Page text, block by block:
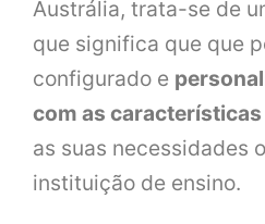
Austrália, trata-se de
que significa que que
configurado e
com as
as suas necessidades
instituição de ensino.